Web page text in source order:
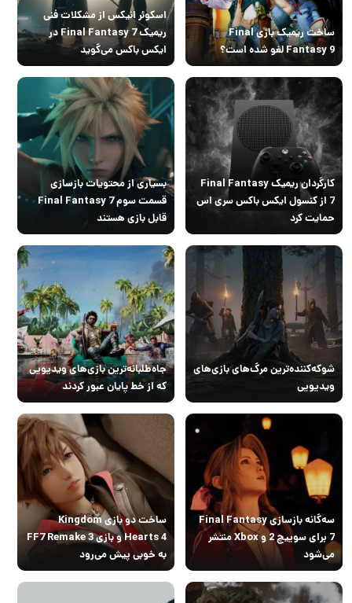
ساخت ریمیک بازی Final
Fantasy 9 لغو شده است؟
اسکوئر انیکس از مشکلات فنی
ریمیک Final Fantasy 7 در
ایکس باکس می‌گوید
کارگردان ریمیک Final Fantasy
7 از کنسول ایکس باکس سری اس
حمایت کرد
بسیاری از محتویات بازسازی
قسمت سوم Final Fantasy 7
قابل بازی هستند
شوکه‌کننده‌ترین مرگ‌های بازی‌های
ویدیویی
جاه‌طلبانه‌ترین بازی‌های ویدیویی
که از خط پایان عبور کردند
سه‌گانه بازسازی Final Fantasy
7 برای سوییچ 2 و Xbox منتشر
می‌شود
ساخت دو بازی Kingdom
Hearts 4 و بازی FF7 Remake 3
به خوبی پیش می‌رود